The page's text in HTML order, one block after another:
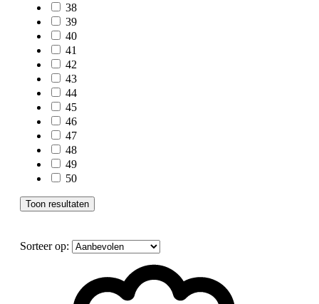
38
39
40
41
42
43
44
45
46
47
48
49
50
Toon resultaten
Sorteer op: